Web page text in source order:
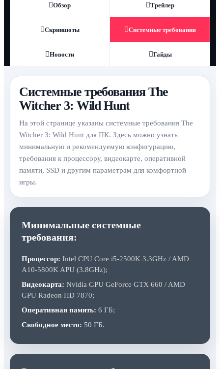
Обзор Трейлер
Скриншоты Системные требования
Новости Гайды
Системные требования The
Witcher 3: Wild Hunt
На этой странице указаны системные требования The
Witcher 3: Wild Hunt для ПК. Здесь можно узнать
минимальную и рекомендуемую конфигурацию,
требования к процессору, видеокарте, оперативной
памяти, SSD и другим параметрам для комфортной
игры.
Минимальные системные
требования:
Процессор: Intel CPU Core i5-2500K 3.3GHz / AMD
A10-5800K APU (3.8GHz);
Видеокарта: Nvidia GPU GeForce GTX 660 / AMD
GPU Radeon HD 7870;
Оперативная память: 6 ГБ;
Свободное место: 50 ГБ.